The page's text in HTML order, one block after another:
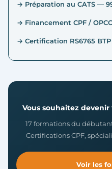
→ Préparation au CATS —
→ Financement CPF /
→ Certification RS6765
Vous souhaitez
17 formations du
Certifications CPF,
Voir les